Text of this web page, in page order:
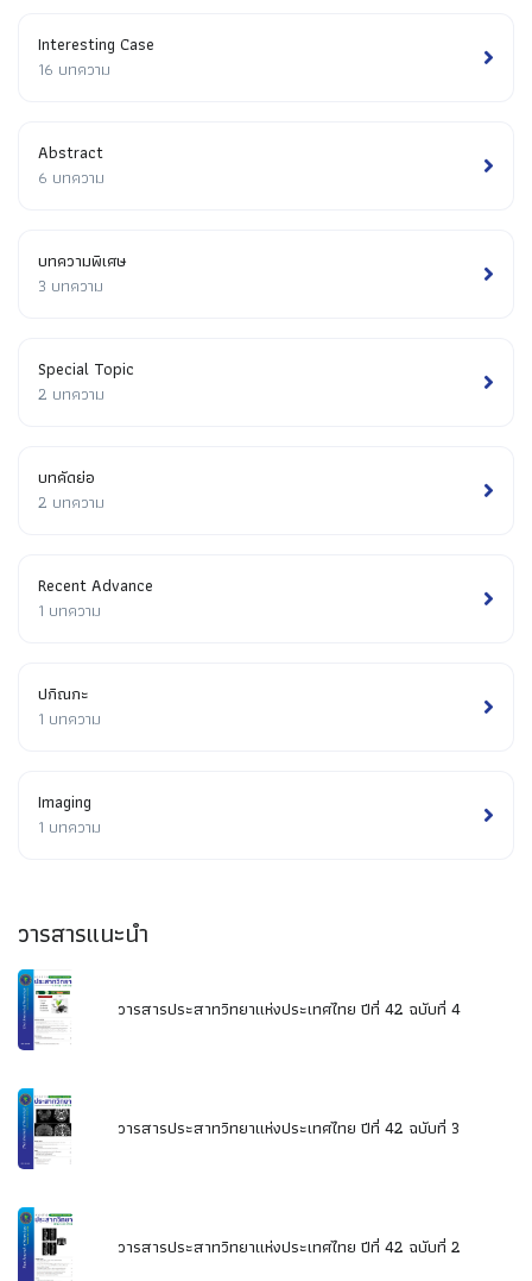
Interesting Case
16 บทความ
Abstract
6 บทความ
บทความพิเศษ
3 บทความ
Special Topic
2 บทความ
บทคัดย่อ
2 บทความ
Recent Advance
1 บทความ
ปกิณกะ
1 บทความ
Imaging
1 บทความ
วารสารแนะนำ
วารสารประสาทวิทยาแห่งประเทศไทย ปีที่ 42 ฉบับที่ 4
วารสารประสาทวิทยาแห่งประเทศไทย ปีที่ 42 ฉบับที่ 3
วารสารประสาทวิทยาแห่งประเทศไทย ปีที่ 42 ฉบับที่ 2